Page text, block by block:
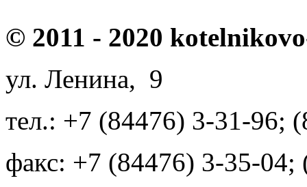
© 2011 - 2020
ул. Ленина, 9
тел.: +7 (84476) 3-31-96;
факс: +7 (84476) 3-35-04;